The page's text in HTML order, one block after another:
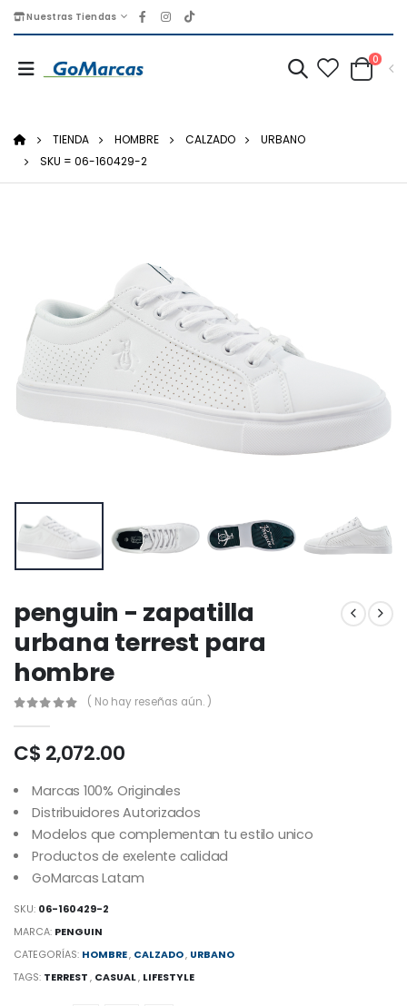
Nuestras Tiendas
0
TIENDA HOMBRE CALZADO
URBANO
SKU = 06-160429-2
penguin - zapatilla
urbana terrest para
hombre
( No hay reseñas aún. )
C$ 2,072.00
Marcas 100% Originales
Distribuidores Autorizados
Modelos que complementan tu estilo unico
Productos de exelente calidad
GoMarcas Latam
SKU: 06-160429-2
MARCA: PENGUIN
CATEGORÍAS: HOMBRE, CALZADO, URBANO
TAGS: TERREST , CASUAL, LIFESTYLE